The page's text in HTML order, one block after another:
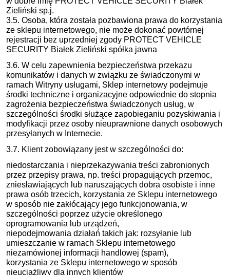
Zieliński sp.j.
3.5. Osoba, która została pozbawiona prawa do korzystania
ze sklepu internetowego, nie może dokonać powtórnej
rejestracji bez uprzedniej zgody PROTECT VEHICLE
SECURITY Białek Zieliński spółka jawna
3.6. W celu zapewnienia bezpieczeństwa przekazu
komunikatów i danych w związku ze świadczonymi w
ramach Witryny usługami, Sklep internetowy podejmuje
środki techniczne i organizacyjne odpowiednie do stopnia
zagrożenia bezpieczeństwa świadczonych usług, w
szczególności środki służące zapobieganiu pozyskiwania i
modyfikacji przez osoby nieuprawnione danych osobowych
przesyłanych w Internecie.
3.7. Klient zobowiązany jest w szczególności do:
niedostarczania i nieprzekazywania treści zabronionych
przez przepisy prawa, np. treści propagujących przemoc,
zniesławiających lub naruszających dobra osobiste i inne
prawa osób trzecich, korzystania ze Sklepu internetowego
w sposób nie zakłócający jego funkcjonowania, w
szczególności poprzez użycie określonego
oprogramowania lub urządzeń,
niepodejmowania działań takich jak: rozsyłanie lub
umieszczanie w ramach Sklepu internetowego
niezamówionej informacji handlowej (spam),
korzystania ze Sklepu internetowego w sposób
nieuciążliwy dla innych klientów